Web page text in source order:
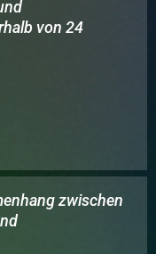
von 24
zwischen